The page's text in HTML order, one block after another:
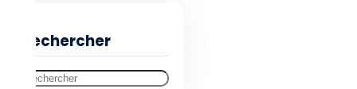
Rechercher